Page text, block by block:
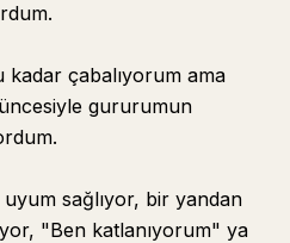
kadar çabalıyorum ama
gururumun
sağlıyor, bir yandan
"Ben katlanıyorum" ya